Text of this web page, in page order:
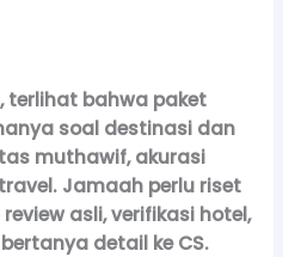
terlihat bahwa paket
soal destinasi dan
muthawif, akurasi
Jamaah perlu riset
asli, verifikasi hotel,
detail ke CS.